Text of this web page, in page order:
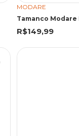
MODARE
Tamanco Modare
R$149,99